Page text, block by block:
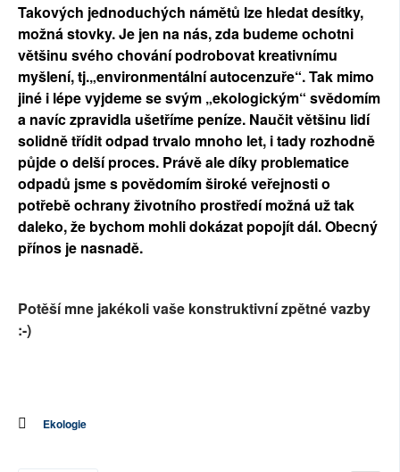
Takových jednoduchých námětů lze hledat desítky,
možná stovky. Je jen na nás, zda budeme ochotni
většinu svého chování podrobovat kreativnímu
myšlení, tj.„environmentální autocenzuře“. Tak mimo
jiné i lépe vyjdeme se svým „ekologickým“ svědomím
a navíc zpravidla ušetříme peníze. Naučit většinu lidí
solidně třídit odpad trvalo mnoho let, i tady rozhodně
půjde o delší proces. Právě ale díky problematice
odpadů jsme s povědomím široké veřejnosti o
potřebě ochrany životního prostředí možná už tak
daleko, že bychom mohli dokázat popojít dál. Obecný
přínos je nasnadě.
Potěší mne jakékoli vaše konstruktivní zpětné vazby
:-)
Ekologie